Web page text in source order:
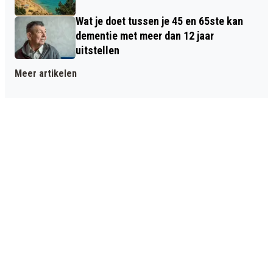
Wat je doet tussen je 45 en 65ste kan
dementie met meer dan 12 jaar
uitstellen
Meer artikelen